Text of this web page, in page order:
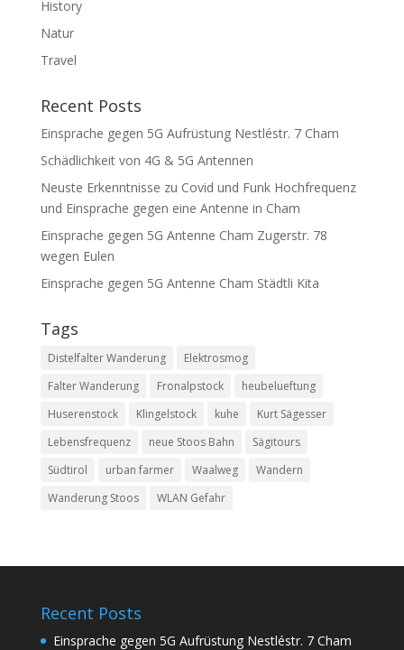
History
Natur
Travel
Recent Posts
Einsprache gegen 5G Aufrüstung Nestléstr. 7 Cham
Schädlichkeit von 4G & 5G Antennen
Neuste Erkenntnisse zu Covid und Funk Hochfrequenz
und Einsprache gegen eine Antenne in Cham
Einsprache gegen 5G Antenne Cham Zugerstr. 78
wegen Eulen
Einsprache gegen 5G Antenne Cham Städtli Kita
Tags
Distelfalter Wanderung
Elektrosmog
Falter Wanderung
Fronalpstock
heubelueftung
Huserenstock
Klingelstock kuhe
Kurt Sägesser
Lebensfrequenz
neue Stoos Bahn
Sägitours
Südtirol
urban farmer Waalweg
Wandern
Wanderung Stoos
WLAN Gefahr
Recent Posts
Einsprache gegen 5G Aufrüstung Nestléstr. 7 Cham